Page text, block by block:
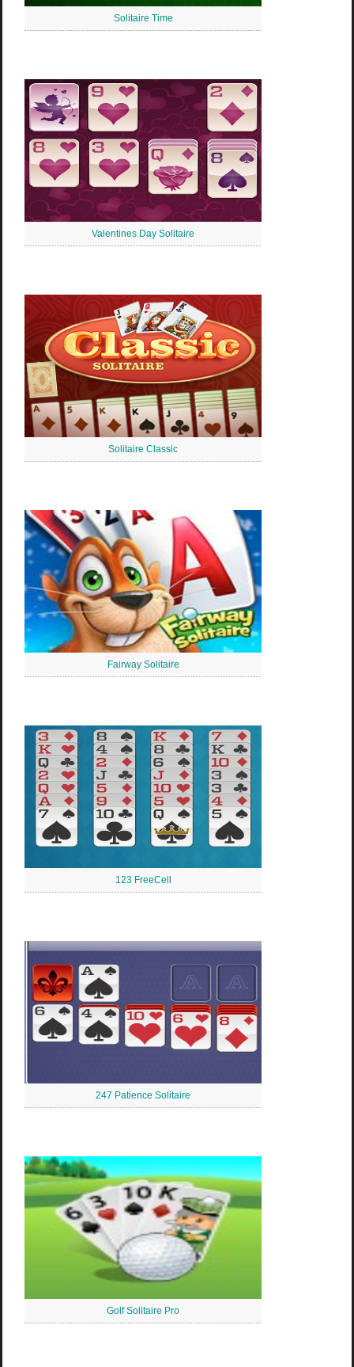
Solitaire Time
Valentines Day Solitaire
Solitaire Classic
Fairway Solitaire
123 FreeCell
247 Patience Solitaire
Golf Solitaire Pro